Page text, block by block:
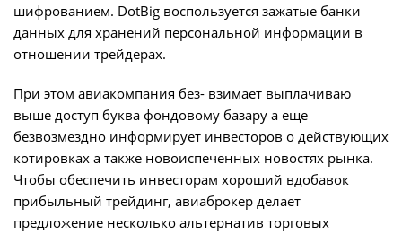
шифрованием. DotBig воспользуется зажатые банки
данных для хранений персональной информации в
отношении трейдерах.
При этом авиакомпания без- взимает выплачиваю
выше доступ буква фондовому базару а еще
безвозмездно информирует инвесторов о действующих
котировках а также новоиспеченных новостях рынка.
Чтобы обеспечить инвесторам хороший вдобавок
прибыльный трейдинг, авиаброкер делает
предложение несколько альтернатив торговых